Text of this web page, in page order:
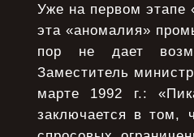
Уже на первом этапе
эта «аномалия»
пор не дает
Заместитель
марте 1992 г.:
заключается в том,